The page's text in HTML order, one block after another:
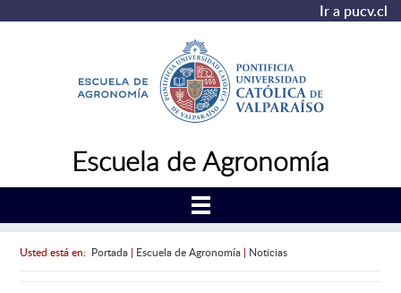
Ir a pucv.cl
Escuela de Agronomía
Usted está en: Portada| Escuela de Agronomía| Noticias